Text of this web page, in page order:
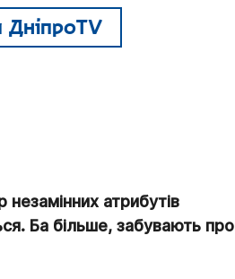
незамінних атрибутів
Ба більше, забувають про